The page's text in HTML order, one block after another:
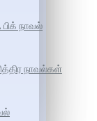
பிக் நாவல்
நாவல்கள்